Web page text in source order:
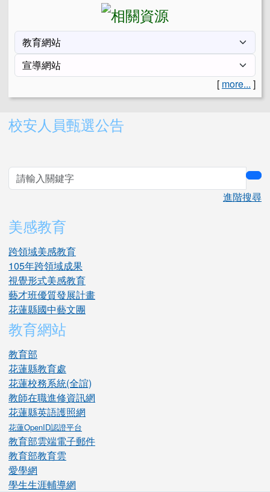
[ more... ]
右邊區域內容
校安人員甄選公告
進階搜尋
美感教育
跨領域美感教育
105年跨領域成果
視覺形式美感教育
藝才班優質發展計畫
花蓮縣國中藝文團
教育網站
教育部
花蓮縣教育處
花蓮校務系統(全誼)
教師在職進修資訊網
花蓮縣英語護照網
花蓮OpenID認證平台
教育部雲端電子郵件
教育部教育雲
愛學網
學生生涯輔導網